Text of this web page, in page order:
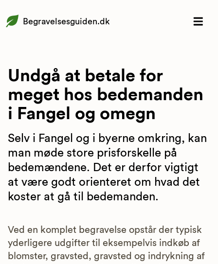
Begravelsesguiden.dk
Undgå at betale for
meget hos bedemanden
i Fangel og omegn
Selv i Fangel og i byerne omkring, kan
man møde store prisforskelle på
bedemændene. Det er derfor vigtigt
at være godt orienteret om hvad det
koster at gå til bedemanden.
Ved en komplet begravelse opstår der typisk
yderligere udgifter til eksempelvis indkøb af
blomster, gravsted, gravsted og indrykning af